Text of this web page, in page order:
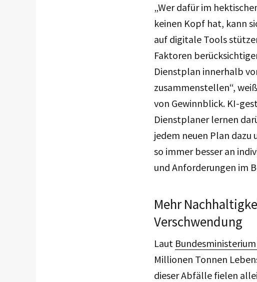
„Wer dafür im
keinen Kopf hat, kann
auf digitale Tools
Faktoren
Dienstplan innerhalb
zusammenstellen“,
von Gewinnblick. KI-
Dienstplaner lernen
jedem neuen Plan dazu
so immer besser an
und Anforderungen im
Mehr
Verschwendung
Laut
Millionen Tonnen
dieser Abfälle fielen